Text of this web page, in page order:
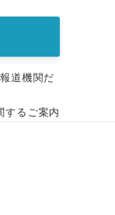
道機関だ
するご案内